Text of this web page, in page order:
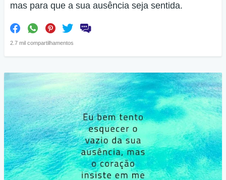
mas para que a sua ausência seja sentida.
2.7 mil compartilhamentos